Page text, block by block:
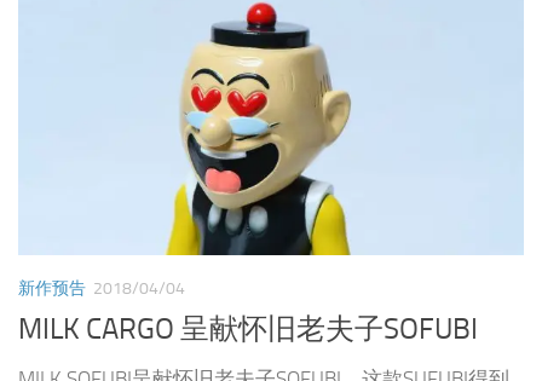
2018/04/04
MILK CARGO 呈献怀旧老夫子SOFUBI
MILK SOFUBI呈献怀旧老夫子SOFUBI，这款SUFUBI得到
原作者王泽老师正式授权，运用流行的怀旧手法创新经
典。配有一个坏笑表情的头雕，并以复古的人皮面具方
式，追加第二个...